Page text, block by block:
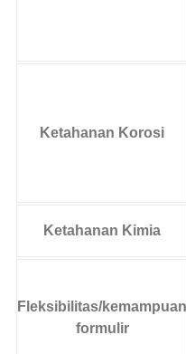
Ketahanan Korosi
Ketahanan Kimia
Fleksibilitas/kemampuan
formulir